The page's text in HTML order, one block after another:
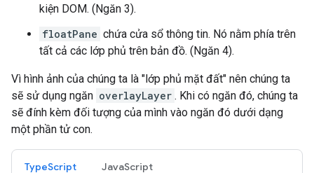
kiện DOM. (Ngăn 3).
floatPane chứa cửa sổ thông tin. Nó nằm phía trên
tất cả các lớp phủ trên bản đồ. (Ngăn 4).
Vì hình ảnh của chúng ta là "lớp phủ mặt đất" nên chúng ta
sẽ sử dụng ngăn overlayLayer . Khi có ngăn đó, chúng ta
sẽ đính kèm đối tượng của mình vào ngăn đó dưới dạng
một phần tử con.
TypeScript JavaScript